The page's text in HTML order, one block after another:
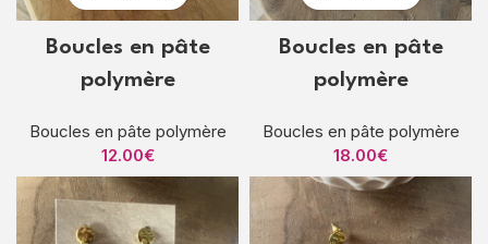
Boucles en pâte
polymère
Boucles en pâte polymère
12.00€
Boucles en pâte
polymère
Boucles en pâte polymère
18.00€